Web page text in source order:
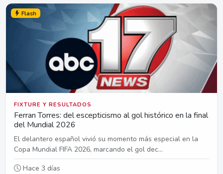
Flash
FIXTURE Y RESULTADOS
Ferran Torres: del escepticismo al gol histórico en la final
del Mundial 2026
El delantero español vivió su momento más especial en la
Copa Mundial FIFA 2026, marcando el gol dec...
Hace 3 días